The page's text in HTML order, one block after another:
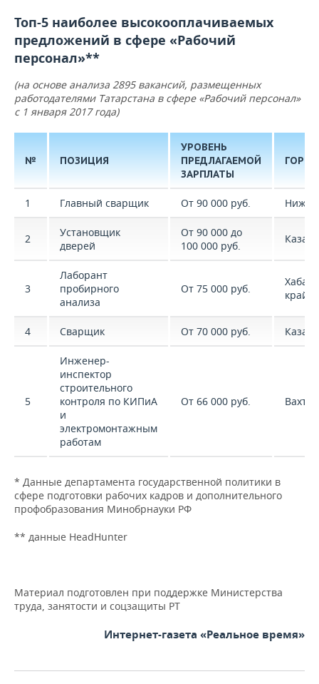
Топ-5 наиболее высокооплачиваемых
предложений в сфере «Рабочий
персонал»**
(на основе анализа 2895 вакансий, размещенных
работодателями Татарстана в сфере «Рабочий персонал»
с 1 января 2017 года)
№ ПОЗИЦИЯ
УРОВЕНЬ
ПРЕДЛАГАЕМОЙ
ЗАРПЛАТЫ
ГОРОД
1 Главный сварщик От 90 000 руб.
2
Установщик
дверей
От 90 000 до
100 000 руб.
Казань
3
Лаборант
пробирного
анализа
От 75 000 руб.
край
4 Сварщик От 70 000 руб. Казань
5
Инженер-
инспектор
строительного
контроля по КИПиА
и
электромонтажным
работам
От 66 000 руб. Вахта
* Данные департамента государственной политики в
сфере подготовки рабочих кадров и дополнительного
профобразования Минобрнауки РФ
** данные HeadHunter
Материал подготовлен при поддержке Министерства
труда, занятости и соцзащиты РТ
Интернет-газета «Реальное время»